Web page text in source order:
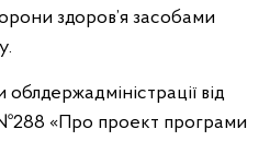
здоров’я засобами
від
«Про проект програми